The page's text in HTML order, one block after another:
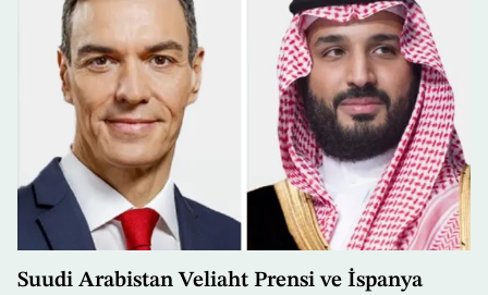
Suudi Arabistan Veliaht Prensi ve İspanya